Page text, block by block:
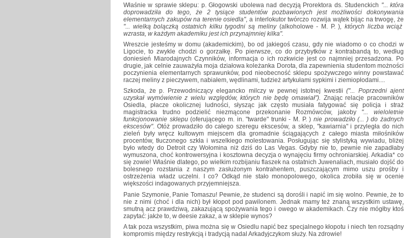
Właśnie w sprawie sklepu: p. Głogowski ubolewa nad decyzją Prorektora ds. Studenckich "... która
doprowadziła do tego, że 2 tysiące studentów pozbawionych jest możliwości dokonywania
elementarnych zakupów na terenie osiedla", a interlokutor twórczo rozwija wątek bijąc na trwogę, że
"... wielką bolączką ostatnich kilku tygodni są meliny (alkoholowe - M. P. ), których liczba wciąż
wzrasta, w każdym akademiku jest ich przynajmniej kilka".
Wreszcie jesteśmy w domu (akademickim), bo od jakiegoś czasu, gdy nie wiadomo o co chodzi w
Ligocie, to zwykle chodzi o gorzałkę. Po pierwsze, co do przybytków z kontrabandą to, według
doniesień Miarodajnych Czynników, informacja o ich rozkwicie jest co najmniej przesadzona. Po
drugie, jak celnie zauważyła moja działowa koleżanka Dorota, dla zapewnienia studentom możności
poczynienia elementarnych sprawunków, pod nieobecność sklepu spożywczego winny powstawać
raczej meliny z pieczywem, nabiałem, wędlinami, tudzież artykułami sypkimi i ziemiopłodami....
Szkoda, że p. Przewodniczący elegancko milczy w pewnej istotnej kwestii ("... Poprzedni ajent
uzyskał wymówienie z wielu względów, których nie będę omawiał"). Znając relacje pracowników
Osiedla, płacze okolicznej ludności, słysząc jak często musiała fatygować się policja i straż
magistracka trudno podzielić niezmącone przekonanie Rozmówców, jakoby"... wieloletnie
funkcjonowanie sklepu(oferującego m. in. "twarde" trunki - M. P. ) nie prowadziło (... ) do żadnych
ekscesów". Otóż prowadziło do całego szeregu ekscesów, a sklep, "kawiarnia" i przyległa do nich
zieleń były wręcz kultowym miejscem dla gromadnie ściągających z całego miasta miłośników
procentów, tłuczonego szkła i wszelkiego molestowania. Posługując się stylistyką wywiadu, bliżej
było wtedy do Detroit czy Wołomina niż dziś do Las Vegas. Gdyby nie to, pewnie nie zapadłaby
wymuszona, choć kontrowersyjna i kosztowna decyzja o wynajęciu firmy ochroniarskiej. Arkadia* co
się zowie! Właśnie dlatego, po wielkim rozbijaniu flaszek na ostatnich Juwenaliach, musiało dojść do
bolesnego rozstania z naszym zasłużonym kontrahentem, puszczającym mimo uszu prośby i
ostrzeżenia władz uczelni. I co? Odkąd nie stało monopolowego, okolica zrobiła się w ocenie
większości indagowanych przyjemniejsza.
Panie Szymonie, Panie Tomaszu! Pewnie, że studenci są dorośli i napić im się wolno. Pewnie, że to
nie z nimi (choć i dla nich) był kłopot pod pawilonem. Jednak mamy też znaną wszystkim ustawę,
smutną acz prawdziwą, zakazującą spożywania tego i owego w akademikach. Czy nie mógłby ktoś
zapytać: jakże to, w deesie zakaz, a w sklepie wynos?
A tak poza wszystkim, piwa można się w Osiedlu napić bez specjalnego kłopotu i niech ten rozsądny
kompromis między restrykcją i tradycją nadal Arkadyjczykom służy. Na zdrowie!